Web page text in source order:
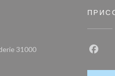
31000
в новом окне))